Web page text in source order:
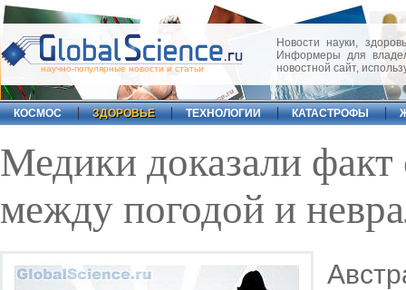
научно-популярные новости и статьи
Новости науки,
Информеры для
новостной сайт,
КОСМОС ЗДОРОВЬЕ ТЕХНОЛОГИИ КАТАСТРОФЫ
Медики доказали факт
между погодой и